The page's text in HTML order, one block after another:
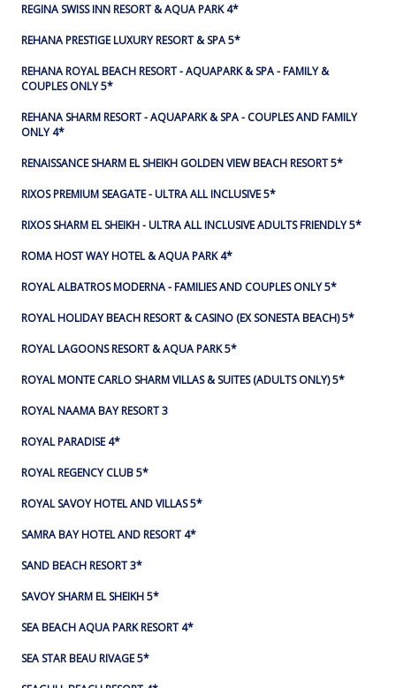
REGINA SWISS INN RESORT & AQUA PARK 4*
REHANA PRESTIGE LUXURY RESORT & SPA 5*
REHANA ROYAL BEACH RESORT - AQUAPARK & SPA - FAMILY &
COUPLES ONLY 5*
REHANA SHARM RESORT - AQUAPARK & SPA - COUPLES AND FAMILY
ONLY 4*
RENAISSANCE SHARM EL SHEIKH GOLDEN VIEW BEACH RESORT 5*
RIXOS PREMIUM SEAGATE - ULTRA ALL INCLUSIVE 5*
RIXOS SHARM EL SHEIKH - ULTRA ALL INCLUSIVE ADULTS FRIENDLY 5*
ROMA HOST WAY HOTEL & AQUA PARK 4*
ROYAL ALBATROS MODERNA - FAMILIES AND COUPLES ONLY 5*
ROYAL HOLIDAY BEACH RESORT & CASINO (EX SONESTA BEACH) 5*
ROYAL LAGOONS RESORT & AQUA PARK 5*
ROYAL MONTE CARLO SHARM VILLAS & SUITES (ADULTS ONLY) 5*
ROYAL NAAMA BAY RESORT 3
ROYAL PARADISE 4*
ROYAL REGENCY CLUB 5*
ROYAL SAVOY HOTEL AND VILLAS 5*
SAMRA BAY HOTEL AND RESORT 4*
SAND BEACH RESORT 3*
SAVOY SHARM EL SHEIKH 5*
SEA BEACH AQUA PARK RESORT 4*
SEA STAR BEAU RIVAGE 5*